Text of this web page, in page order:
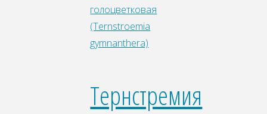
Тернстремия